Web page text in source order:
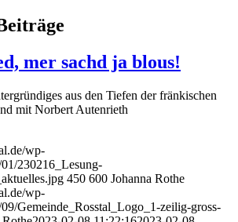
mer sachd ja blous!
aus den Tiefen der fränkischen
mit Norbert Autenrieth
wp-
230216_Lesung-
450 600 Johanna Rothe
wp-
Gemeinde_Rosstal_Logo_1-zeilig-gross-